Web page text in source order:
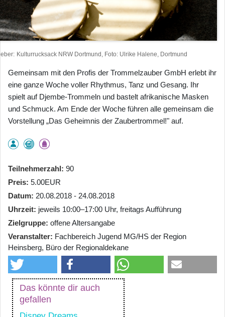
Kulturrucksack NRW Dortmund, Foto: Ulrike Halene, Dortmund
Gemeinsam mit den Profis der Trommelzauber GmbH erlebt ihr
eine ganze Woche voller Rhythmus, Tanz und Gesang. Ihr
spielt auf Djembe-Trommeln und bastelt afrikanische Masken
und Schmuck. Am Ende der Woche führen alle gemeinsam die
Vorstellung „Das Geheimnis der Zaubertrommel!" auf.
Teilnehmerzahl 90
Preis 5.00EUR
Datum 20.08.2018 - 24.08.2018
Uhrzeit jeweils 10:00–17:00 Uhr, freitags Aufführung
Zielgruppe offene Altersangabe
Veranstalter Fachbereich Jugend MG/HS der Region
Heinsberg, Büro der Regionaldekane
Das könnte dir auch
gefallen